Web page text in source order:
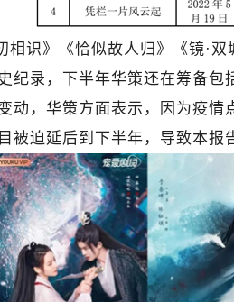
识》《恰似故人归》《镜·
纪录，下半年华策还在筹备
动，华策方面表示，因为疫
被迫延后到下半年，导致本报